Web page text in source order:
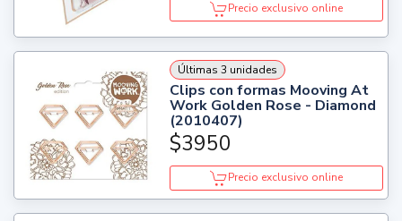
Precio exclusivo online
Últimas 3 unidades
Clips con formas Mooving At
Work Golden Rose - Diamond
(2010407)
$3950
Precio exclusivo online